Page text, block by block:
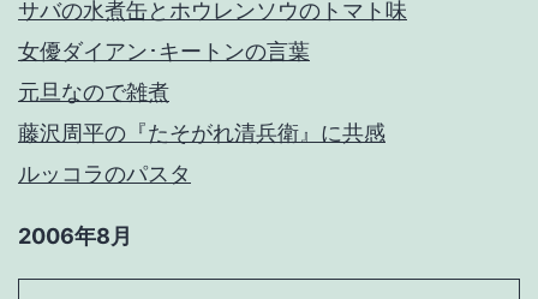
サバの水煮缶とホウレンソウのトマト味
女優ダイアン･キートンの言葉
元旦なので雑煮
藤沢周平の『たそがれ清兵衛』に共感
ルッコラのパスタ
2006年8月